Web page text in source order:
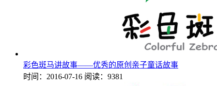
彩色斑马讲故事——优秀的原创亲子童话故事
时间：2016-07-16 阅读：9381